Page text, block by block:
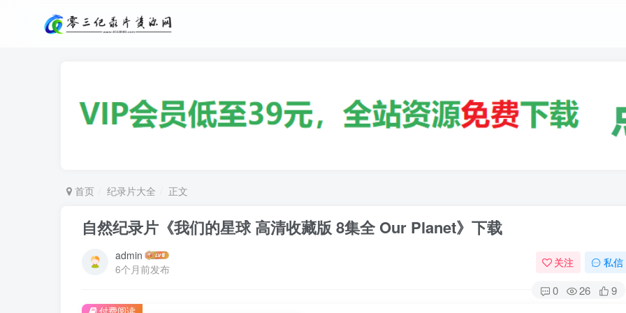
首页 纪录片大全 正文
自然纪录片《我们的星球 高清收藏版 8集全 Our Planet》下载
admin
6个月前发布
关注 私信
0 26 9